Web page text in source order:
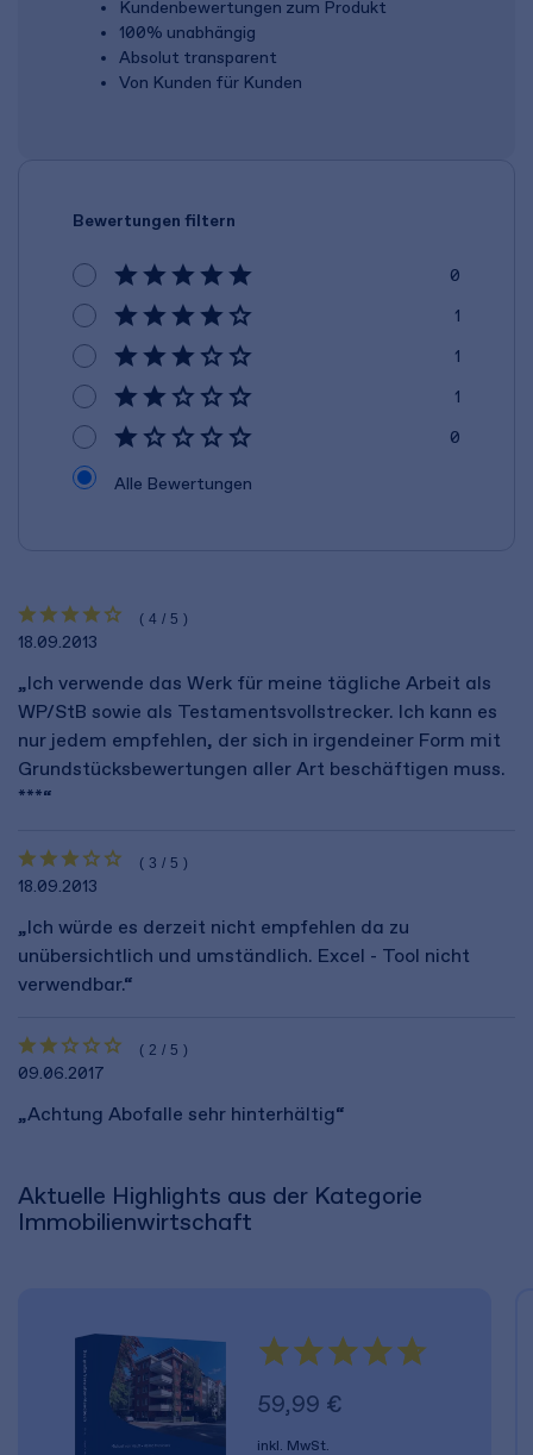
Kundenbewertungen zum Produkt
100% unabhängig
Absolut transparent
Von Kunden für Kunden
Bewertungen filtern
0
1
1
1
0
Alle Bewertungen
(4/5)
18.09.2013
„Ich verwende das Werk für meine tägliche Arbeit als
WP/StB sowie als Testamentsvollstrecker. Ich kann es
nur jedem empfehlen, der sich in irgendeiner Form mit
Grundstücksbewertungen aller Art beschäftigen muss.
***“
(3/5)
18.09.2013
„Ich würde es derzeit nicht empfehlen da zu
unübersichtlich und umständlich. Excel - Tool nicht
verwendbar.“
(2/5)
09.06.2017
„Achtung Abofalle sehr hinterhältig“
Aktuelle Highlights aus der Kategorie
Immobilienwirtschaft
59,99 €
inkl. MwSt.